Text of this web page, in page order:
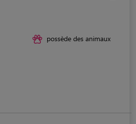
possède des animaux